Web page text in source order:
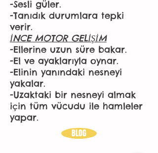
-Sesli güler.
-Tanıdık durumlara tepki
verir.
İNCE MOTOR GELİŞİM
-Ellerine uzun süre bakar.
-El ve ayaklarıyla oynar.
-Elinin yanındaki nesneyi
yakalar.
-Uzaktaki bir nesneyi almak
için tüm vücudu ile hamleler
yapar.
BLOG